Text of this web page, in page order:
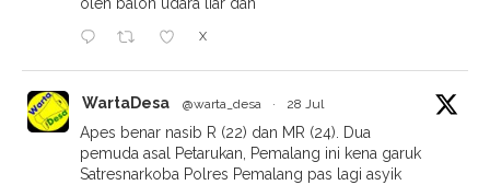
oleh balon udara liar dan
X
WartaDesa @warta_desa · 28 Jul
Apes benar nasib R (22) dan MR (24). Dua
pemuda asal Petarukan, Pemalang ini kena garuk
Satresnarkoba Polres Pemalang pas lagi asyik